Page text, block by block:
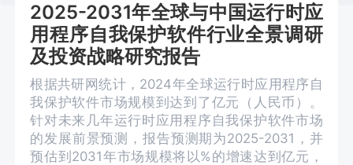
2025-2031年全球与中国运行时应
用程序自我保护软件行业全景调研
及投资战略研究报告
根据共研网统计，2024年全球运行时应用程序自
我保护软件市场规模到达到了亿元（人民币）。
针对未来几年运行时应用程序自我保护软件市场
的发展前景预测，报告预测期为2025-2031，并
预估到2031年市场规模将以%的增速达到亿元，